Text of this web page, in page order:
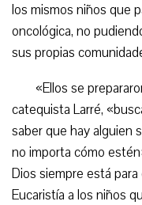
los mismos niños que
oncológica, no
sus propias
«Ellos se
catequista Larré,
saber que hay alguien
no importa cómo
Dios siempre está
Eucaristía a los niños